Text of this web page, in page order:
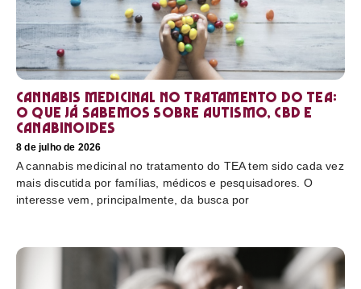
Cannabis medicinal no tratamento do TEA:
o que já sabemos sobre autismo, CBD e
canabinoides
8 de julho de 2026
A cannabis medicinal no tratamento do TEA tem sido cada vez
mais discutida por famílias, médicos e pesquisadores. O
interesse vem, principalmente, da busca por